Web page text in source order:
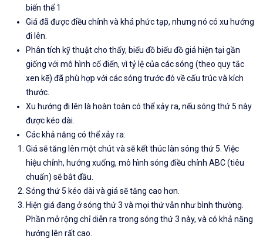
biến thể 1
Giá đã được điều chỉnh và khá phức tạp, nhưng nó có xu hướng
đi lên.
Phân tích kỹ thuật cho thấy, biểu đồ biểu đồ giá hiện tại gần
giống với mô hình cổ điển, vì tỷ lệ của các sóng (theo quy tắc
xen kẽ) đã phù hợp với các sóng trước đó về cấu trúc và kích
thước.
Xu hướng đi lên là hoàn toàn có thể xảy ra, nếu sóng thứ 5 này
được kéo dài.
Các khả năng có thể xảy ra:
Giá sẽ tăng lên một chút và sẽ kết thúc làn sóng thứ 5. Việc
hiệu chỉnh, hướng xuống, mô hình sóng điều chỉnh ABC (tiêu
chuẩn) sẽ bắt đầu.
Sóng thứ 5 kéo dài và giá sẽ tăng cao hơn.
Hiện giá đang ở sóng thứ 3 và mọi thứ vẫn như bình thường.
Phần mở rộng chỉ diễn ra trong sóng thứ 3 này, và có khả năng
hướng lên rất cao.